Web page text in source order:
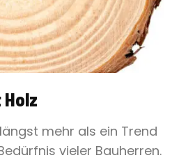
mehr als ein Trend
vieler Bauherren.